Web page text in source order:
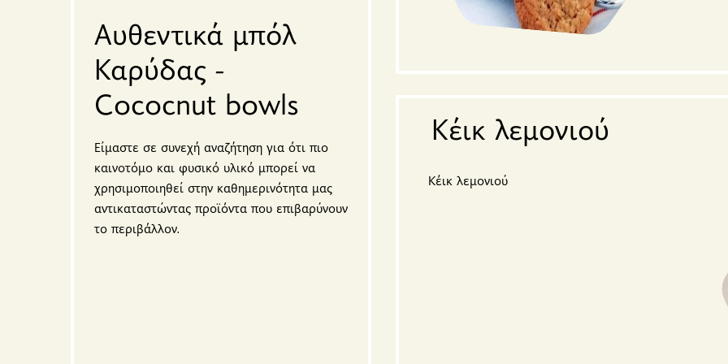
Αυθεντικά μπόλ
Καρύδας -
Cococnut bowls
Είμαστε σε συνεχή αναζήτηση για ότι πιο
καινοτόμο και φυσικό υλικό μπορεί να
χρησιμοποιηθεί στην καθημερινότητα μας
αντικαταστώντας προϊόντα που επιβαρύνουν
το περιβάλλον.
Κέικ λεμονιού
Κέικ λεμονιού